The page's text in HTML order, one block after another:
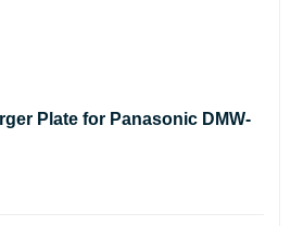
Plate for Panasonic DMW-